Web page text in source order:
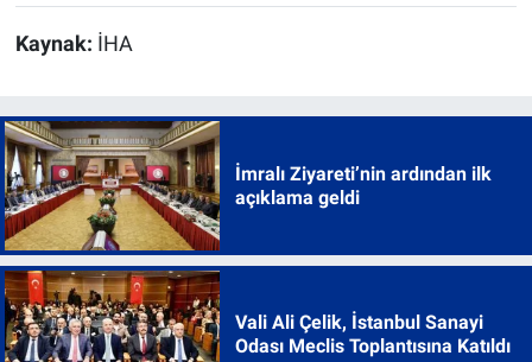
Kaynak: İHA
İmralı Ziyareti’nin ardından ilk
açıklama geldi
Vali Ali Çelik, İstanbul Sanayi
Odası Meclis Toplantısına Katıldı